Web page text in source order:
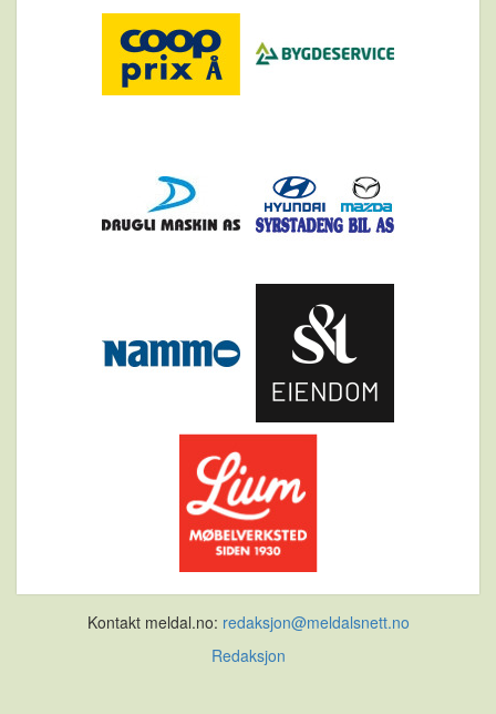
Kontakt meldal.no: redaksjon@meldalsnett.no
Redaksjon